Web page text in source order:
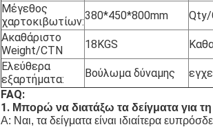
Μέγεθος
χαρτοκιβωτίων:380*450*800mm Qty/
Ακαθάριστο
Weight/CTN
18KGS
Ελεύθερα
εξαρτήματα:
Βούλωμα δύναμης
FAQ:
1. Μπορώ να διατάξω τα δείγματα για
Α: Ναι, τα δείγματα είναι ιδιαίτερα